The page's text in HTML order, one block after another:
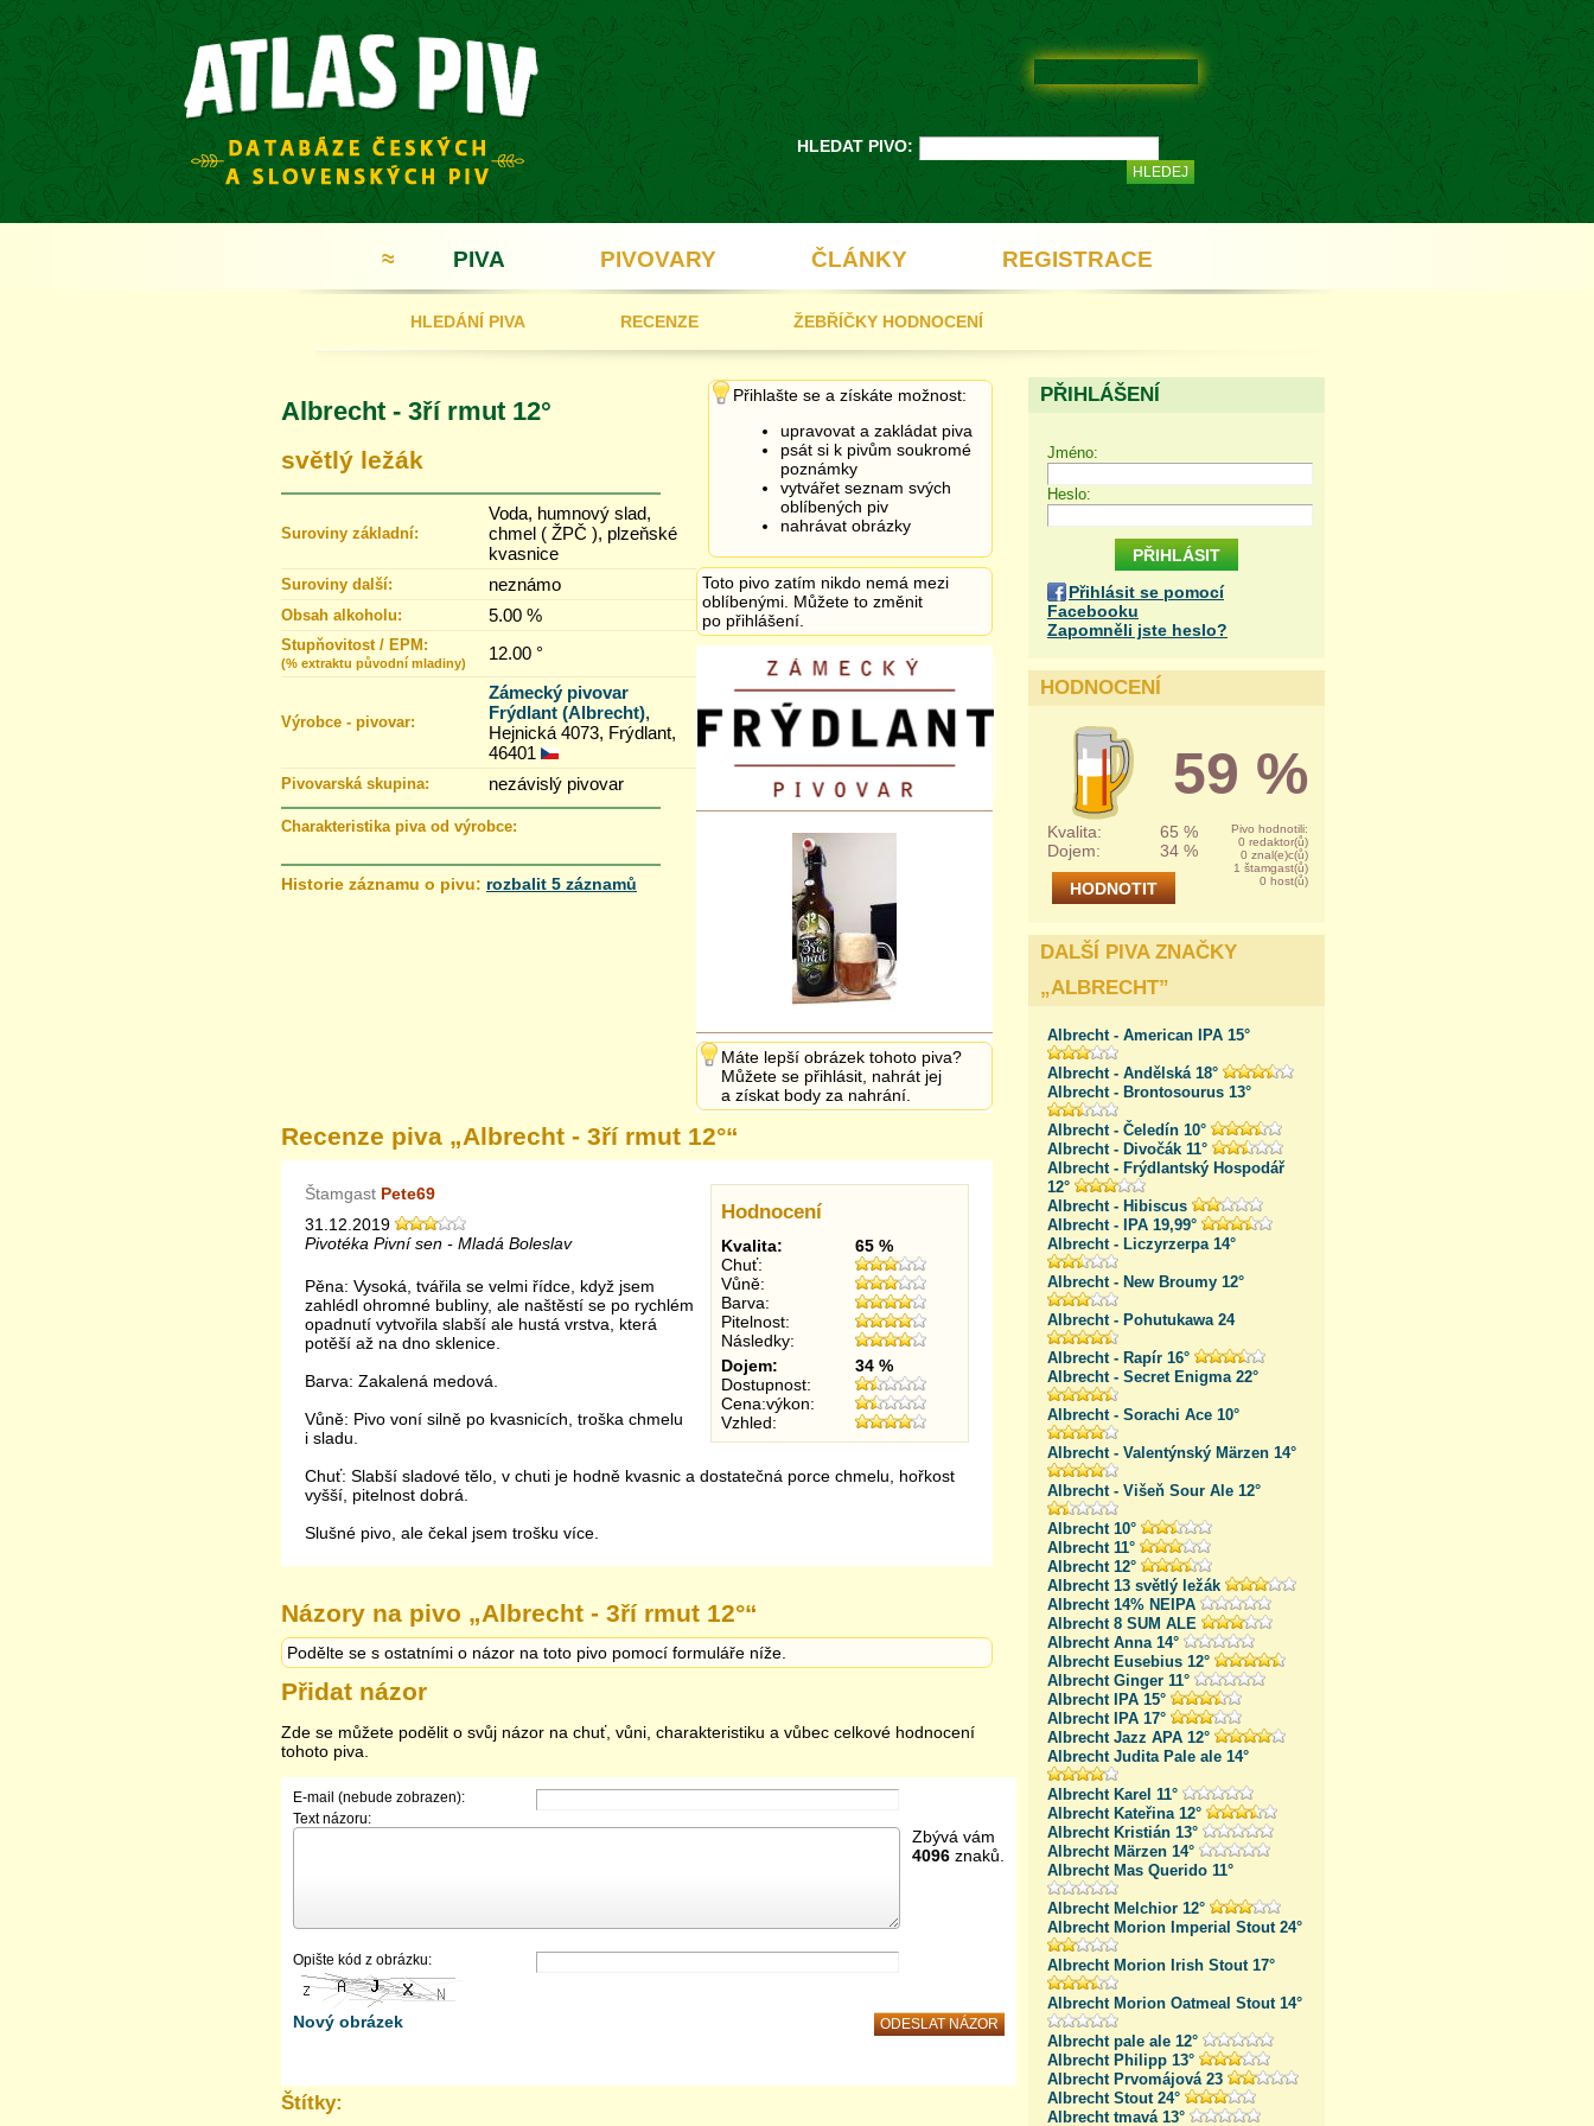
HLEDAT PIVO:
≈ PIVA
HLEDÁNÍ PIVA RECENZE ŽEBŘÍČKY HODNOCENÍ
PIVOVARY ČLÁNKY REGISTRACE
Albrecht - 3ří rmut 12°
světlý ležák
Suroviny základní:
Voda, humnový slad,
chmel ( ŽPČ ), plzeňské
kvasnice
Suroviny další: neznámo
Obsah alkoholu: 5.00 %
Stupňovitost / EPM:
(% extraktu původní mladiny) 12.00 °
Výrobce - pivovar:
Zámecký pivovar
Frýdlant (Albrecht),
Hejnická 4073, Frýdlant,
46401
Pivovarská skupina: nezávislý pivovar
Charakteristika piva od výrobce:
Historie záznamu o pivu: rozbalit 5 záznamů
Přihlašte se a získáte možnost:
upravovat a zakládat piva
psát si k pivům soukromé
poznámky
vytvářet seznam svých
oblíbených piv
nahrávat obrázky
Toto pivo zatím nikdo nemá mezi
oblíbenými. Můžete to změnit
po přihlášení.
Máte lepší obrázek tohoto piva?
Můžete se přihlásit, nahrát jej
a získat body za nahrání.
Recenze piva „Albrecht - 3ří rmut 12°“
Hodnocení
Kvalita:
65 %
Chuť:
Vůně:
Barva:
Pitelnost:
Následky:
Dojem:
34 %
Dostupnost:
Cena:výkon:
Vzhled:
Štamgast Pete69
31.12.2019
Pivotéka Pivní sen - Mladá Boleslav
Pěna: Vysoká, tvářila se velmi řídce, když jsem
zahlédl ohromné bubliny, ale naštěstí se po rychlém
opadnutí vytvořila slabší ale hustá vrstva, která
potěší až na dno sklenice.
Barva: Zakalená medová.
Vůně: Pivo voní silně po kvasnicích, troška chmelu
i sladu.
Chuť: Slabší sladové tělo, v chuti je hodně kvasnic a dostatečná porce chmelu, hořkost
vyšší, pitelnost dobrá.
Slušné pivo, ale čekal jsem trošku více.
Názory na pivo „Albrecht - 3ří rmut 12°“
Podělte se s ostatními o názor na toto pivo pomocí formuláře níže.
Přidat názor
Zde se můžete podělit o svůj názor na chuť, vůni, charakteristiku a vůbec celkové hodnocení
tohoto piva.
E-mail (nebude zobrazen):
Text názoru:
Zbývá vám
4096 znaků.
Opište kód z obrázku:
Nový obrázek
Štítky:
PŘIHLÁŠENÍ
Jméno:
Heslo:
Přihlásit se pomocí
Facebooku
Zapomněli jste heslo?
HODNOCENÍ
59 %
Kvalita: 65 %
Pivo hodnotili:
0 redaktor(ů)
0 znal(e)c(ů)
1 štamgast(ů)
0 host(ů)
Dojem: 34 %
DALŠÍ PIVA ZNAČKY
„ALBRECHT”
Albrecht - American IPA 15°
Albrecht - Andělská 18°
Albrecht - Brontosourus 13°
Albrecht - Čeledín 10°
Albrecht - Divočák 11°
Albrecht - Frýdlantský Hospodář
12°
Albrecht - Hibiscus
Albrecht - IPA 19,99°
Albrecht - Liczyrzerpa 14°
Albrecht - New Broumy 12°
Albrecht - Pohutukawa 24
Albrecht - Rapír 16°
Albrecht - Secret Enigma 22°
Albrecht - Sorachi Ace 10°
Albrecht - Valentýnský Märzen 14°
Albrecht - Višeň Sour Ale 12°
Albrecht 10°
Albrecht 11°
Albrecht 12°
Albrecht 13 světlý ležák
Albrecht 14% NEIPA
Albrecht 8 SUM ALE
Albrecht Anna 14°
Albrecht Eusebius 12°
Albrecht Ginger 11°
Albrecht IPA 15°
Albrecht IPA 17°
Albrecht Jazz APA 12°
Albrecht Judita Pale ale 14°
Albrecht Karel 11°
Albrecht Kateřina 12°
Albrecht Kristián 13°
Albrecht Märzen 14°
Albrecht Mas Querido 11°
Albrecht Melchior 12°
Albrecht Morion Imperial Stout 24°
Albrecht Morion Irish Stout 17°
Albrecht Morion Oatmeal Stout 14°
Albrecht pale ale 12°
Albrecht Philipp 13°
Albrecht Prvomájová 23
Albrecht Stout 24°
Albrecht tmavá 13°